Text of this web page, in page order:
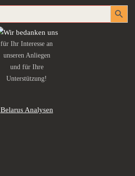
Search Button
für Ihr Interesse an
unseren Anliegen
und für Ihre
Unterstützung!
Belarus Analysen